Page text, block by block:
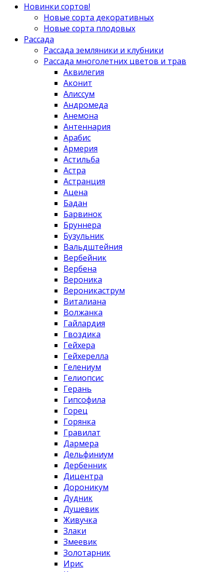
Новинки сортов!
Новые сорта декоративных
Новые сорта плодовых
Рассада
Рассада земляники и клубники
Рассада многолетних цветов и трав
Аквилегия
Аконит
Алиссум
Андромеда
Анемона
Антеннария
Арабис
Армерия
Астильба
Астра
Астранция
Ацена
Бадан
Барвинок
Бруннера
Бузульник
Вальдштейния
Вербейник
Вербена
Вероника
Вероникаструм
Виталиана
Волжанка
Гайлардия
Гвоздика
Гейхера
Гейхерелла
Гелениум
Гелиопсис
Герань
Гипсофила
Горец
Горянка
Гравилат
Дармера
Дельфиниум
Дербенник
Дицентра
Дороникум
Дудник
Душевик
Живучка
Злаки
Змеевик
Золотарник
Ирис